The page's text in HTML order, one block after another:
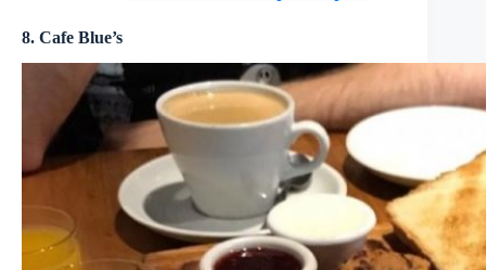
8. Cafe Blue’s